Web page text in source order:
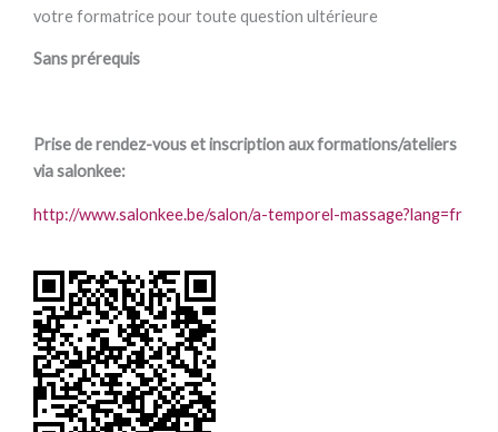
votre formatrice pour toute question ultérieure
Sans prérequis
Prise de rendez-vous et inscription aux formations/ateliers
via salonkee:
http://www.salonkee.be/salon/a-temporel-massage?lang=fr